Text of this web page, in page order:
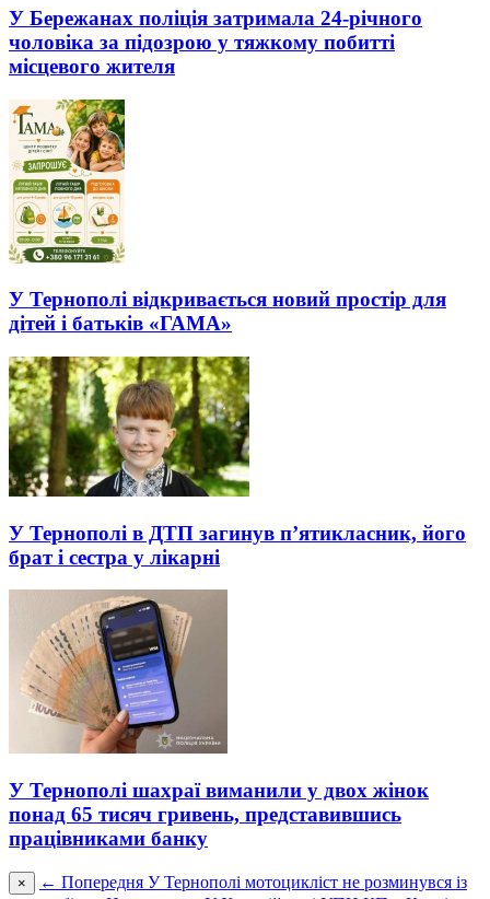
У Бережанах поліція затримала 24-річного
чоловіка за підозрою у тяжкому побитті
місцевого жителя
У Тернополі відкривається новий простір для
дітей і батьків «ГАМА»
У Тернополі в ДТП загинув п’ятикласник, його
брат і сестра у лікарні
У Тернополі шахраї виманили у двох жінок
понад 65 тисяч гривень, представившись
працівниками банку
× ← Попередня У Тернополі мотоцикліст не розминувся із